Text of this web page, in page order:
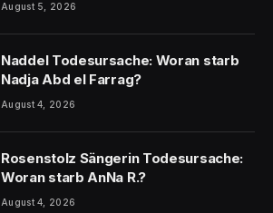
August 5, 2026
Naddel Todesursache: Woran starb
Nadja Abd el Farrag?
August 4, 2026
Rosenstolz Sängerin Todesursache:
Woran starb AnNa R.?
August 4, 2026